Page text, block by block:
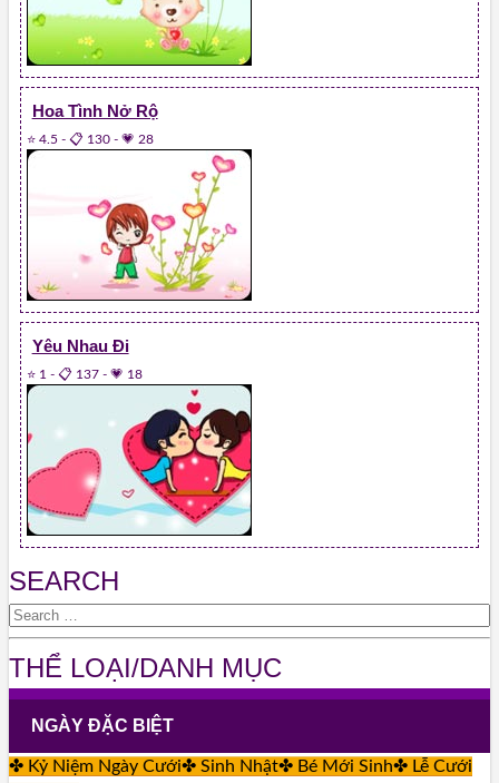
Hoa Tình Nở Rộ
⭐ 4.5 - 📋 130- 💗 28
Yêu Nhau Đi
⭐ 1 - 📋 137- 💗 18
SEARCH
THỂ LOẠI/DANH MỤC
NGÀY ĐẶC BIỆT
✤ Kỷ Niệm Ngày Cưới✤ Sinh Nhật✤ Bé Mới Sinh✤ Lễ Cưới